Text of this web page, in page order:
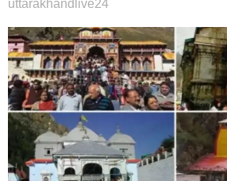
uttarakhandlive24